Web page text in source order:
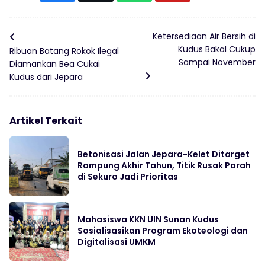
Ribuan Batang Rokok Ilegal
Diamankan Bea Cukai
Kudus dari Jepara
Ketersediaan Air Bersih di
Kudus Bakal Cukup
Sampai November
Artikel Terkait
Betonisasi Jalan Jepara-Kelet Ditarget
Rampung Akhir Tahun, Titik Rusak Parah
di Sekuro Jadi Prioritas
Mahasiswa KKN UIN Sunan Kudus
Sosialisasikan Program Ekoteologi dan
Digitalisasi UMKM